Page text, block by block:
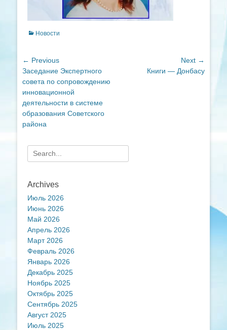
Categories
Новости
Навигация
по
записям
← Previous
Previous
post:
Заседание Экспертного
совета по сопровождению
инновационной
деятельности в системе
образования Советского
района
Next →
Книги — Донбасу
Search
for:
Archives
Июль 2026
Июнь 2026
Май 2026
Апрель 2026
Март 2026
Февраль 2026
Январь 2026
Декабрь 2025
Ноябрь 2025
Октябрь 2025
Сентябрь 2025
Август 2025
Июль 2025